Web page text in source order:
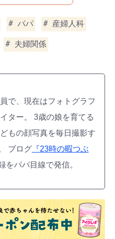
パパ 産婦人科
夫婦関係
で、現在はフォトグラフ
ター。 3歳の娘を育てる
もの顔写真を毎日撮影す
ブログ 『23時の暇つぶ
パパ目線で発信。